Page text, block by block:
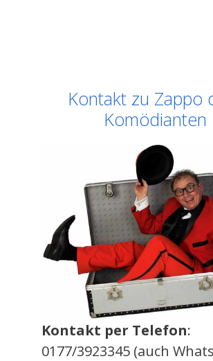
Kontakt zu Zappo
Komödianten
Kontakt per Telefon:
0177/3923345 (auch